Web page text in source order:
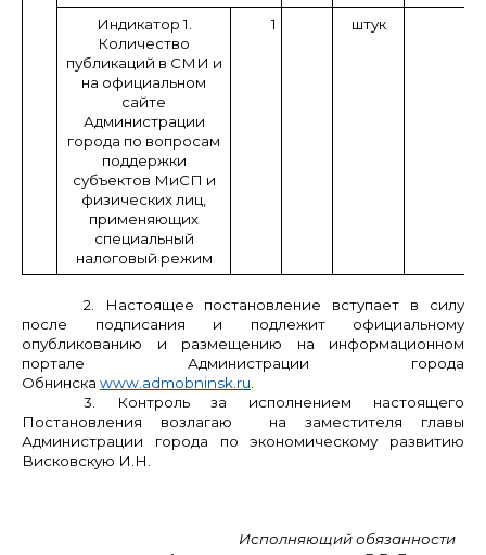
Индикатор 1.
Количество
публикаций в СМИ и
на официальном
сайте
Администрации
города по вопросам
поддержки
субъектов МиСП и
физических лиц,
применяющих
специальный
налоговый режим
1 штук
2. Настоящее постановление вступает в силу
после подписания и подлежит официальному
опубликованию и размещению на информационном
портале Администрации города
Обнинска www.admobninsk.ru
3. Контроль за исполнением настоящего
Постановления возлагаю на заместителя главы
Администрации города по экономическому развитию
Висковскую И.Н.
Исполняющий обязанности